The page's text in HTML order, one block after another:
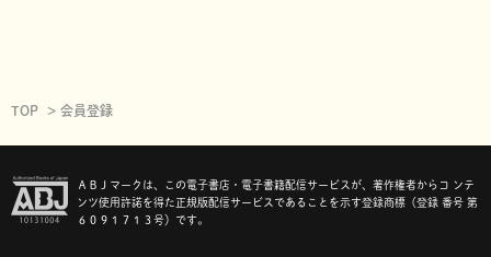
TOP 会員登録
ＡＢＪマークは、この電子書店・電子書籍配信サービスが、著作権者からコ ンテ
ンツ使用許諾を得た正規版配信サービスであることを示す登録商標（登録 番号 第
６０９１７１３号）です。